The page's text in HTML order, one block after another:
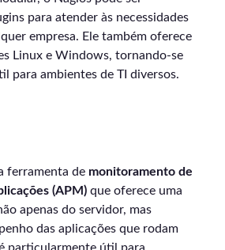
para atender às necessidades
empresa. Ele também oferece
Linux e Windows, tornando-se
para ambientes de TI diversos.
ferramenta de monitoramento de
(APM) que oferece uma
apenas do servidor, mas
das aplicações que rodam